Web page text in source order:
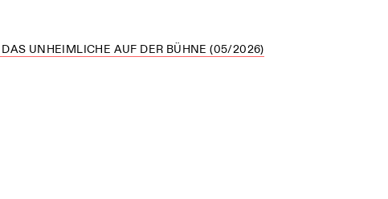
UNHEIMLICHE AUF DER BÜHNE (05/2026)